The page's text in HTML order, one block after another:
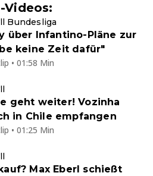
Videos:
Bundesliga
über Infantino-Pläne zur
keine Zeit dafür"
• 01:58 Min
geht weiter! Vozinha
in Chile empfangen
• 01:25 Min
Max Eberl schießt